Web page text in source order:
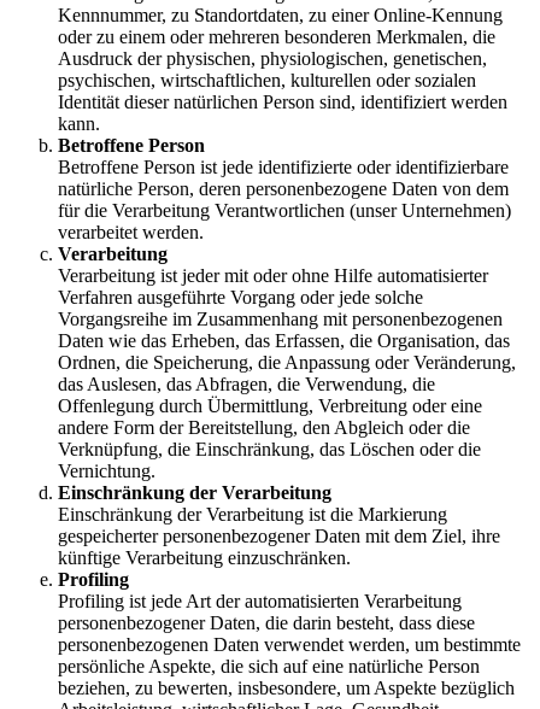
Kennnummer, zu Standortdaten, zu einer Online-Kennung
oder zu einem oder mehreren besonderen Merkmalen, die
Ausdruck der physischen, physiologischen, genetischen,
psychischen, wirtschaftlichen, kulturellen oder sozialen
Identität dieser natürlichen Person sind, identifiziert werden
kann.
Betroffene Person
Betroffene Person ist jede identifizierte oder identifizierbare
natürliche Person, deren personenbezogene Daten von dem
für die Verarbeitung Verantwortlichen (unser Unternehmen)
verarbeitet werden.
Verarbeitung
Verarbeitung ist jeder mit oder ohne Hilfe automatisierter
Verfahren ausgeführte Vorgang oder jede solche
Vorgangsreihe im Zusammenhang mit personenbezogenen
Daten wie das Erheben, das Erfassen, die Organisation, das
Ordnen, die Speicherung, die Anpassung oder Veränderung,
das Auslesen, das Abfragen, die Verwendung, die
Offenlegung durch Übermittlung, Verbreitung oder eine
andere Form der Bereitstellung, den Abgleich oder die
Verknüpfung, die Einschränkung, das Löschen oder die
Vernichtung.
Einschränkung der Verarbeitung
Einschränkung der Verarbeitung ist die Markierung
gespeicherter personenbezogener Daten mit dem Ziel, ihre
künftige Verarbeitung einzuschränken.
Profiling
Profiling ist jede Art der automatisierten Verarbeitung
personenbezogener Daten, die darin besteht, dass diese
personenbezogenen Daten verwendet werden, um bestimmte
persönliche Aspekte, die sich auf eine natürliche Person
beziehen, zu bewerten, insbesondere, um Aspekte bezüglich